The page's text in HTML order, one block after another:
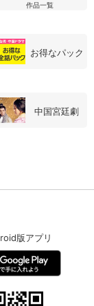
作品一覧
お得なパック
中国宮廷劇
版アプリ